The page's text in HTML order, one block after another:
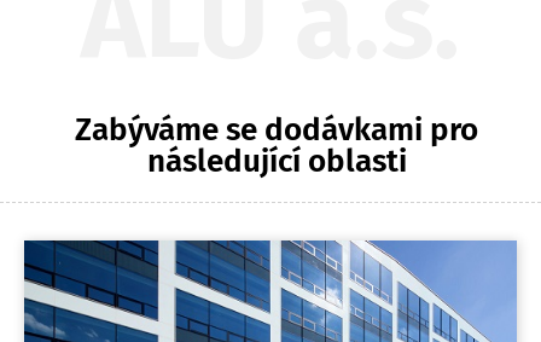
Zabýváme se dodávkami pro
následující oblasti